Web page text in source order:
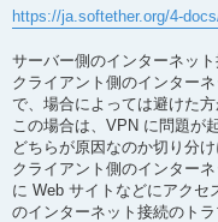
https://ja.softether.org/4-
サーバー側のインターネッ
クライアント側のインター
で、場合によっては避けた方
この場合は、VPN に問題が
どちらが原因なのか切り分
クライアント側のインター
に Web サイトなどにアクセ
のインターネット接続のト